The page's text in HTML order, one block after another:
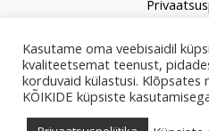
© 2026
Kasutame oma veebisaidil
kvaliteetsemat teenust,
korduvaid külastusi. Klõpsates
KÕIKIDE küpsiste